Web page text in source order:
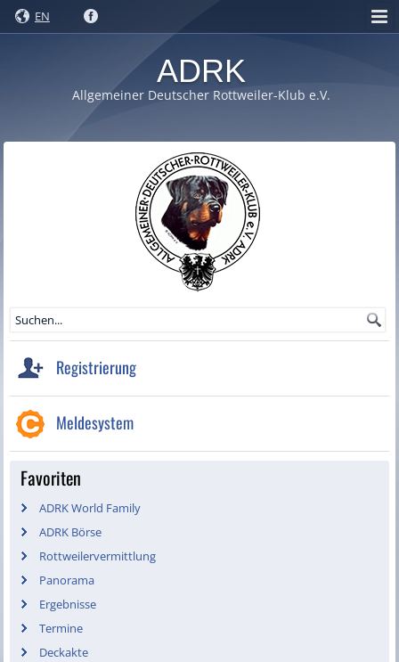
EN
ADRK
Allgemeiner Deutscher Rottweiler-Klub e.V.
Registrierung
Meldesystem
Favoriten
ADRK World Family
ADRK Börse
Rottweilervermittlung
Panorama
Ergebnisse
Termine
Deckakte